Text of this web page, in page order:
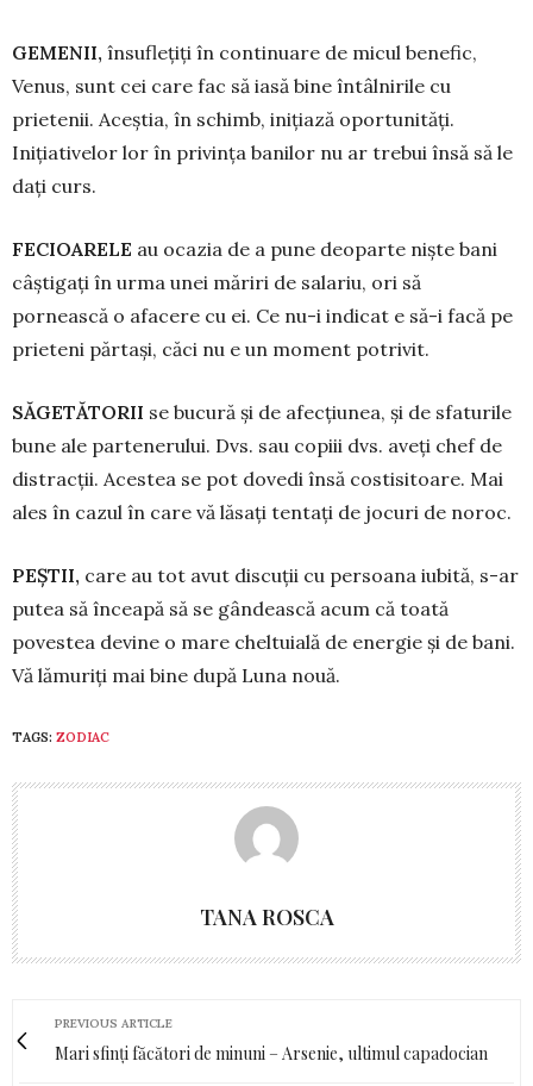
GEMENII, însuflețiți în continuare de micul benefic,
Venus, sunt cei care fac să iasă bine întâlnirile cu
prietenii. Aceștia, în schimb, inițiază oportunități.
Inițiativelor lor în privința banilor nu ar trebui însă să le
dați curs.
FECIOARELE au ocazia de a pune deo­parte niște bani
câștigați în urma unei mă­riri de salariu, ori să
pornească o afa­cere cu ei. Ce nu-i indicat e să-i facă pe
prie­teni părtași, căci nu e un moment potrivit.
SĂGETĂTORII se bucură și de afec­țiunea, și de sfaturile
bune ale parte­ne­rului. Dvs. sau copiii dvs. aveți chef de
dis­tracții. Acestea se pot dovedi însă cos­tisitoare. Mai
ales în cazul în care vă lăsați tentați de jocuri de noroc.
PEŞTII, care au tot avut discuții cu per­soana iubită, s-ar
putea să înceapă să se gândească acum că toată
povestea devine o mare cheltuială de energie și de bani.
Vă lămuriți mai bine după Luna nouă.
TAGS: ZODIAC
TANA ROSCA
PREVIOUS ARTICLE
Mari sfinți făcători de minuni – Arsenie, ultimul capadocian